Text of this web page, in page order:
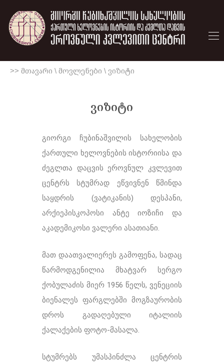
>> მთავარი \ მოვლენები \ ვიზიტი
ვიზიტი
გიორგი ჩუბინაშვილის სახელობის
ქართული ხელოვნების ისტორიისა და
ძეგლთა დაცვის ეროვნულ კვლევით
ცენტრს სტუმრად ეწვივნენ წმინდა
საყდრის (ვატიკანის) დესპანი,
არქიეპისკოპოსი ანტე იოზიჩი და
აკადემიკოსი ვალერი ასათიანი.
მათ დაათვალიერეს გამოფენა, სადაც
წარმოდგენილია მხატვარ სერგო
ქობულაძის მიერ 1956 წელს, ვენეციის
ბიენალეს ფარგლებში მოგზაურობის
დროს გადაღებული იტალიის
ქალაქების ფოტო-მასალა.
სტუმრებს უმასპინძლა ცენტრის